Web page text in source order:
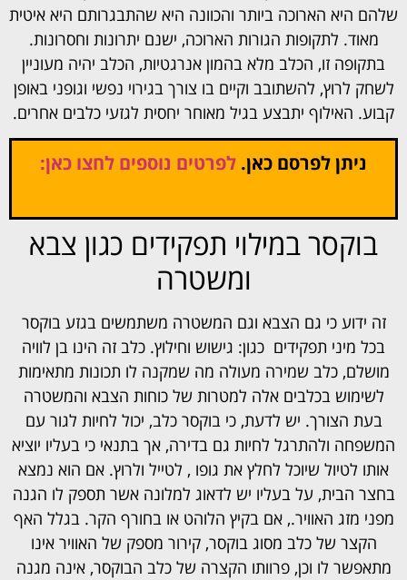
שלהם היא הארוכה ביותר והכוונה היא שהתבגרותם היא איטית
מאוד. לתקופות הגורות הארוכה, ישנם יתרונות וחסרונות.
בתקופה זו, הכלב מלא בהמון אנרגטיות, הכלב יהיה מעוניין
לשחק לרוץ, להשתובב וקיים בו צורך בגירוי נפשי וגופני באופן
קבוע. האילוף יתבצע בגיל מאוחר יחסית לגזעי כלבים אחרים.
ניתן לפרסם כאן. לפרטים נוספים לחצו כאן:
בוקסר במילוי תפקידים כגון צבא
ומשטרה
זה ידוע כי גם הצבא וגם המשטרה משתמשים בגזע בוקסר
בכל מיני תפקידים כגון: גישוש וחילוץ. כלב זה הינו בן לוויה
מושלם, כלב שמירה מעולה מה שמקנה לו תכונות מתאימות
לשימוש בכלבים אלה למטרות של כוחות הצבא והמשטרה
בעת הצורך. יש לדעת, כי בוקסר כלב, יכול לחיות לגור עם
המשפחה ולהתרגל לחיות גם בדירה, אך בתנאי כי בעליו יוציא
אותו לטיול שיוכל לחלץ את גופו , לטייל ולרוץ. אם הוא נמצא
בחצר הבית, על בעליו יש לדאוג למלונה אשר תספק לו הגנה
מפני מזג האוויר., אם בקיץ הלוהט או בחורף הקר. בגלל האף
הקצר של כלב מסוג בוקסר, קירור מספק של האוויר אינו
מתאפשר לו וכן, פרוותו הקצרה של כלב הבוקסר, אינה מגנה